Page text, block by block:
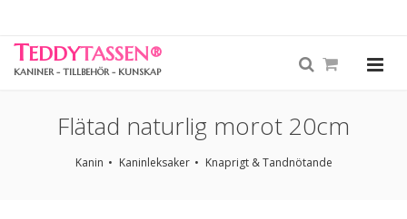
TEDDYTASSEN®
KANINER - TILLBEHÖR - KUNSKAP
Flätad naturlig morot 20cm
Kanin Kaninleksaker Knaprigt & Tandnötande